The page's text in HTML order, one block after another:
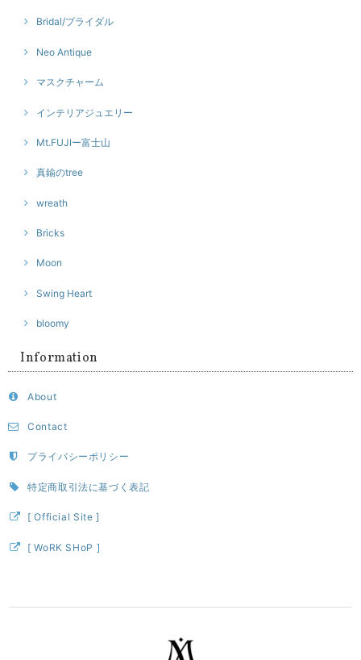
Bridal/ブライダル
Neo Antique
マスクチャーム
インテリアジュエリー
Mt.FUJIー富士山
真鍮のtree
wreath
Bricks
Moon
Swing Heart
bloomy
Information
About
Contact
プライバシーポリシー
特定商取引法に基づく表記
[ Official Site ]
[ WoRK SHoP ]